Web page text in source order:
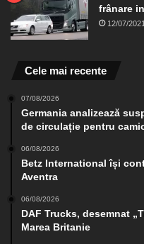
frânare
12/07/2021
Cele mai recente
07/08/2026
Germania analizează
de circulație pentru
06/08/2026
Betz International își
Aventra
06/08/2026
DAF Trucks, desemnat
Marea Britanie